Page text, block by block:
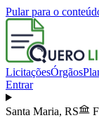
Pular para o
LicitaçõesÓrgãos
Entrar
Santa Maria, RS